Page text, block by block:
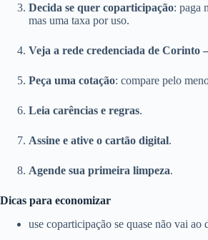
Decida se quer coparticipação: paga
mas uma taxa por uso.
Veja a rede credenciada de Corinto
Peça uma cotação: compare pelo
Leia carências e regras.
Assine e ative o cartão digital.
Agende sua primeira limpeza.
Dicas para economizar
use coparticipação se quase não vai ao